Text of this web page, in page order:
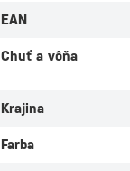
EAN
Chuť a vôňa
Krajina
Farba